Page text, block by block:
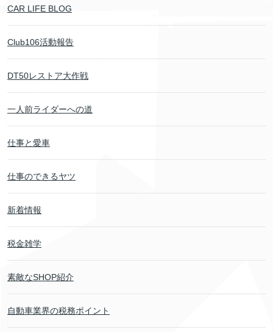
CAR LIFE BLOG
Club106活動報告
DT50レストア大作戦
一人前ライダーへの道
仕事と愛車
仕事のできるヤツ
新着情報
税金雑学
素敵なSHOP紹介
自動車業界の税務ポイント